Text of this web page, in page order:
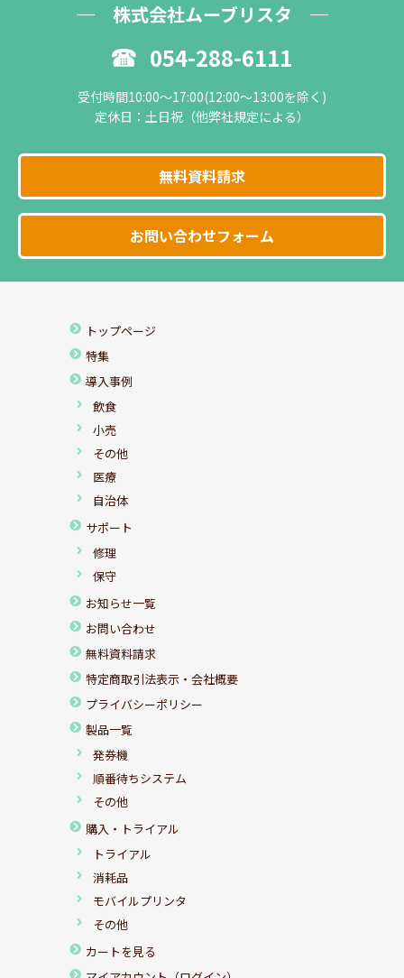
株式会社ムーブリスタ
054-288-6111
受付時間10:00～17:00(12:00～13:00を除く)
定休日：土日祝（他弊社規定による）
無料資料請求
お問い合わせフォーム
トップページ
特集
導入事例
飲食
小売
その他
医療
自治体
サポート
修理
保守
お知らせ一覧
お問い合わせ
無料資料請求
特定商取引法表示・会社概要
プライバシーポリシー
製品一覧
発券機
順番待ちシステム
その他
購入・トライアル
トライアル
消耗品
モバイルプリンタ
その他
カートを見る